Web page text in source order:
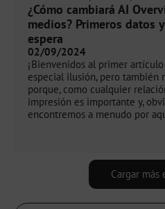
¿Cómo cambiará AI
medios? Primeros datos
espera
02/09/2024
¡Bienvenidos al primer
especial ilusión, pero también
porque, como cualquier
impresión es importante y,
encontremos a menudo por
Cargar más